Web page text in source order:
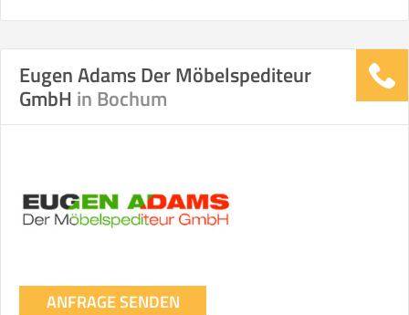
Eugen Adams Der Möbelspediteur
GmbH in Bochum
ANFRAGE SENDEN